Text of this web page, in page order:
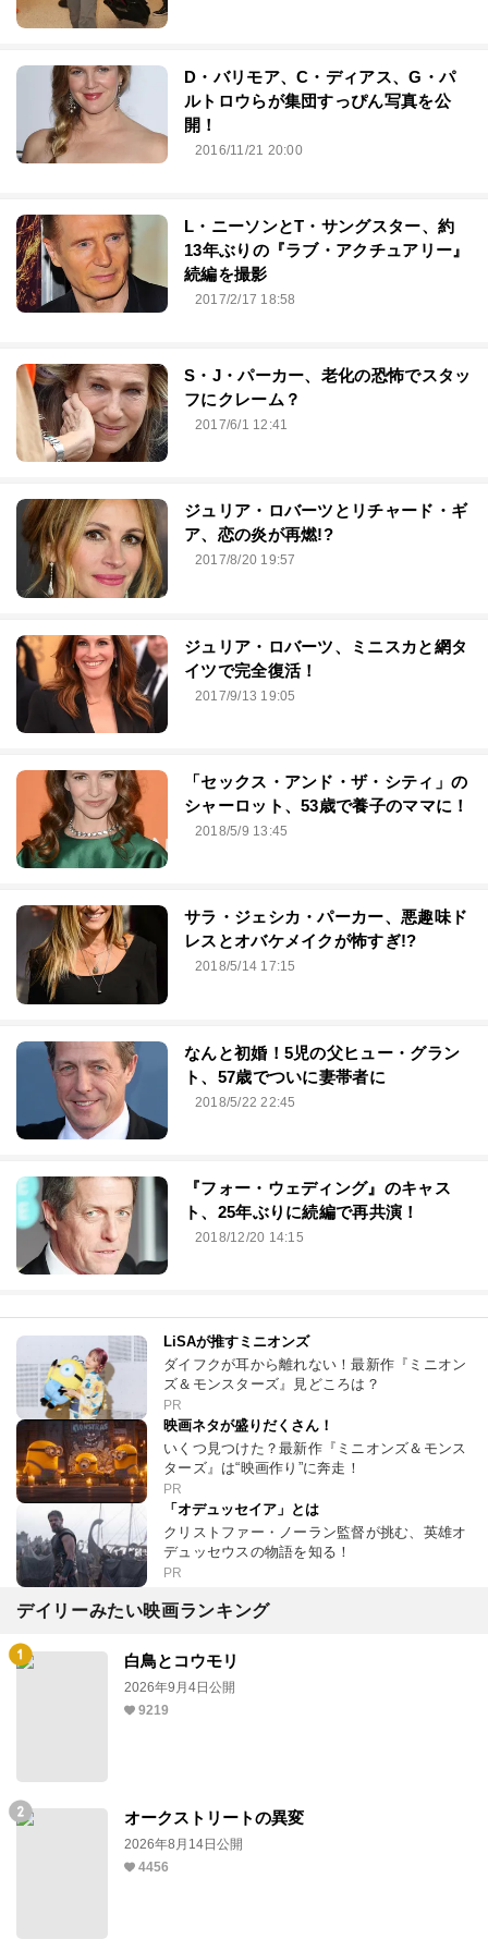
D・バリモア、C・ディアス、G・パ
ルトロウらが集団すっぴん写真を公
開！
2016/11/21 20:00
L・ニーソンとT・サングスター、約
13年ぶりの『ラブ・アクチュアリー』
続編を撮影
2017/2/17 18:58
S・J・パーカー、老化の恐怖でスタッ
フにクレーム？
2017/6/1 12:41
ジュリア・ロバーツとリチャード・ギ
ア、恋の炎が再燃!?
2017/8/20 19:57
ジュリア・ロバーツ、ミニスカと網タ
イツで完全復活！
2017/9/13 19:05
「セックス・アンド・ザ・シティ」の
シャーロット、53歳で養子のママに！
2018/5/9 13:45
サラ・ジェシカ・パーカー、悪趣味ド
レスとオバケメイクが怖すぎ!?
2018/5/14 17:15
なんと初婚！5児の父ヒュー・グラン
ト、57歳でついに妻帯者に
2018/5/22 22:45
『フォー・ウェディング』のキャス
ト、25年ぶりに続編で再共演！
2018/12/20 14:15
LiSAが推すミニオンズ
ダイフクが耳から離れない！最新作『ミニオン
ズ＆モンスターズ』見どころは？
PR
映画ネタが盛りだくさん！
いくつ見つけた？最新作『ミニオンズ＆モンス
ターズ』は“映画作り”に奔走！
PR
「オデュッセイア」とは
クリストファー・ノーラン監督が挑む、英雄オ
デュッセウスの物語を知る！
PR
デイリーみたい映画ランキング
白鳥とコウモリ
2026年9月4日公開
9219
オークストリートの異変
2026年8月14日公開
4456